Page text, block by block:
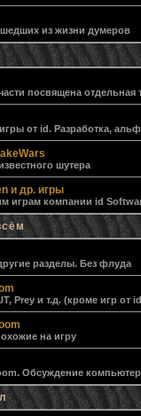
из жизни думеров
посвящена отдельная
от id. Разработка,
шутера
и др. игры
играм компании id
разделы. Без флуда
Prey и т.д. (кроме игр от
на игру
Обсуждение